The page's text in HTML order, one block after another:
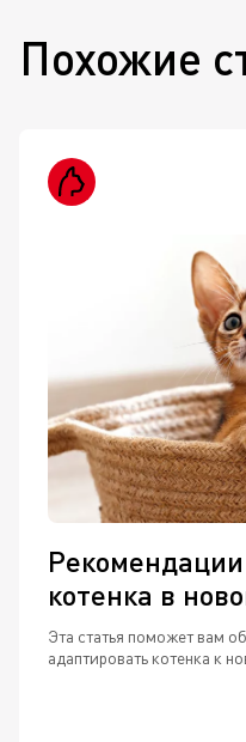
Похожие
котенка в
Эта статья поможет вам
адаптировать котенка к